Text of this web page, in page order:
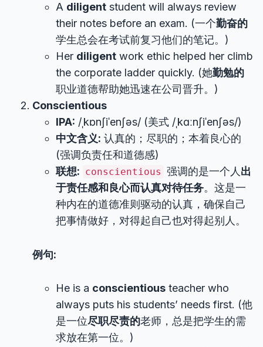
A diligent student will always review
their notes before an exam. (一个勤奋的
学生总会在考试前复习他们的笔记。)
Her diligent work ethic helped her climb
the corporate ladder quickly. (她勤勉的
职业道德帮助她迅速在公司晋升。)
Conscientious
IPA: /ˌkɒnʃiˈenʃəs/ (美式 /ˌkɑːnʃiˈenʃəs/)
中文含义: 认真的；尽职的；本着良心的
(强调负责任和道德感)
联想: conscientious 强调的是一个人 出
于责任感和良心而认真对待任务。这是一
种内在的道德准则驱动的认真，确保自己
把事情做好，对得起自己也对得起别人。
例句:
He is a conscientious teacher who
always puts his students’ needs first. (他
是一位尽职尽责的老师，总是把学生的需
求放在第一位。)